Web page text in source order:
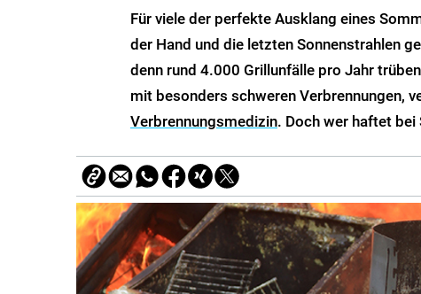
Für viele der perfekte Ausklang eines
der Hand und die letzten Sonnenstrahlen
denn rund 4.000 Grillunfälle pro Jahr
mit besonders schweren Verbrennungen,
Verbrennungsmedizin. Doch wer haftet bei